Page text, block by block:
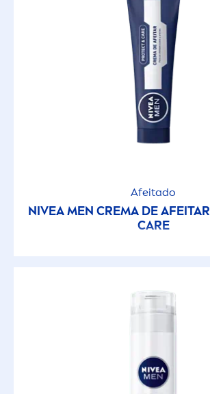
Afeitado
NIVEA MEN CREMA DE AFEITAR
CARE